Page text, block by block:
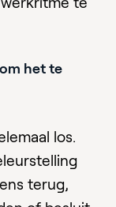
het te
los.
terug,